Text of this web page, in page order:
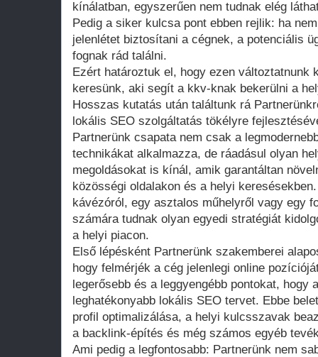
kínálatban, egyszerűen nem tudnak elég
Pedig a siker kulcsa pont ebben rejlik: ha
jelenlétet biztosítani a cégnek, a potenciális
fognak rád találni.
Ezért határoztuk el, hogy ezen változtatnunk
keresünk, aki segít a kkv-knak bekerülni a
Hosszas kutatás után találtunk rá
lokális SEO szolgáltatás tökélyre
Partnerünk csapata nem csak a
technikákat alkalmazza, de ráadásul olyan
megoldásokat is kínál, amik garantáltan
közösségi oldalakon és a helyi
kávézóról, egy asztalos műhelyről vagy egy
számára tudnak olyan egyedi stratégiát
a helyi piacon.
Első lépésként Partnerünk szakemberei
hogy felmérjék a cég jelenlegi online
legerősebb és a leggyengébb pontokat, hogy
leghatékonyabb lokális SEO tervet. Ebbe
profil optimalizálása, a helyi kulcsszavak
a backlink-építés és még számos egyéb
Ami pedig a legfontosabb: Partnerünk nem